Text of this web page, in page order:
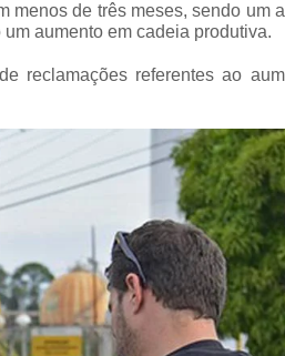
de três meses, sendo um
aumento em cadeia produtiva.
reclamações referentes ao